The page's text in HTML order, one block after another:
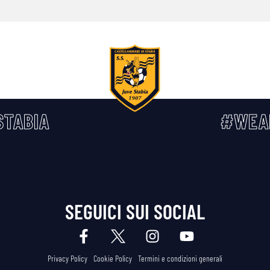
SEGUICI SUI SOCIAL
Privacy Policy Cookie Policy Termini e condizioni generali